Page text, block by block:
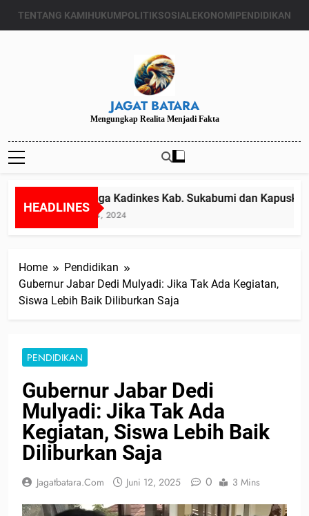
TENTANG KAMIHUKUMPOLITIKSOSIALEKONOMIPENDIDIKAN
JAGAT BATARA
Mengungkap Realita Menjadi Fakta
HEADLINES
Diduga Kadinkes Kab. Sukabumi dan
Juli 24, 2024
Home
Pendidikan
Gubernur Jabar Dedi Mulyadi: Jika Tak Ada Kegiatan,
Siswa Lebih Baik Diliburkan Saja
PENDIDIKAN
Gubernur Jabar Dedi
Mulyadi: Jika Tak Ada
Kegiatan, Siswa Lebih Baik
Diliburkan Saja
Jagatbatara.com Juni 12, 2025 0 3 Mins